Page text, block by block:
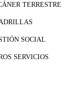
TERRESTRE
SOCIAL
SERVICIOS